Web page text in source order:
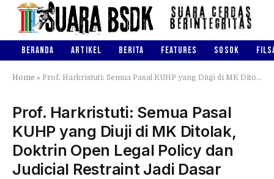
BERANDA ARTIKEL BERITA FEATURES SOSOK
Home » Prof. Harkristuti: Semua Pasal KUHP yang Diuji di MK Ditolak, Doktrin Open Legal Policy dan Judicial Restraint Jadi Dasar
Prof. Harkristuti: Semua Pasal
KUHP yang Diuji di MK Ditolak,
Doktrin Open Legal Policy dan
Judicial Restraint Jadi Dasar